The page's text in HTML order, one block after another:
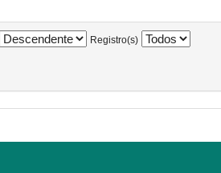
Registro(s)